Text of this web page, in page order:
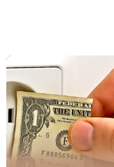
FRIDAY ในวันศุกร์ ที่
คชั่น LGBT Pride